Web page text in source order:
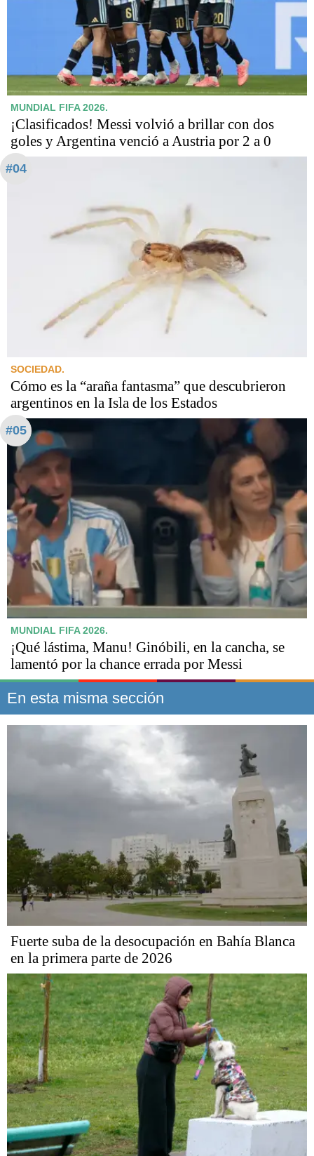
MUNDIAL FIFA 2026.
¡Clasificados! Messi volvió a brillar con dos
goles y Argentina venció a Austria por 2 a 0
#04
SOCIEDAD.
Cómo es la “araña fantasma” que descubrieron
argentinos en la Isla de los Estados
#05
MUNDIAL FIFA 2026.
¡Qué lástima, Manu! Ginóbili, en la cancha, se
lamentó por la chance errada por Messi
En esta misma sección
Fuerte suba de la desocupación en Bahía Blanca
en la primera parte de 2026